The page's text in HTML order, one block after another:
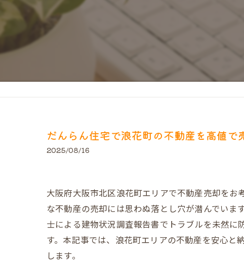
だんらん住宅で浪花町の不動産を高値で
2025/08/16
大阪府大阪市北区浪花町エリアで不動産売却を
な不動産の売却には思わぬ落とし穴が潜んでい
士による建物状況調査報告書でトラブルを未然に
す。本記事では、浪花町エリアの不動産を安心
します。